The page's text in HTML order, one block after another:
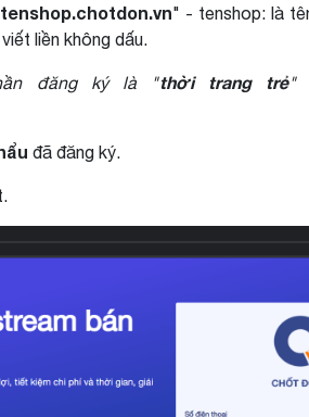
tenshop.chotdon.vn" - tenshop: là
liền không dấu.
đăng ký là "thời trang trẻ"
đã đăng ký.